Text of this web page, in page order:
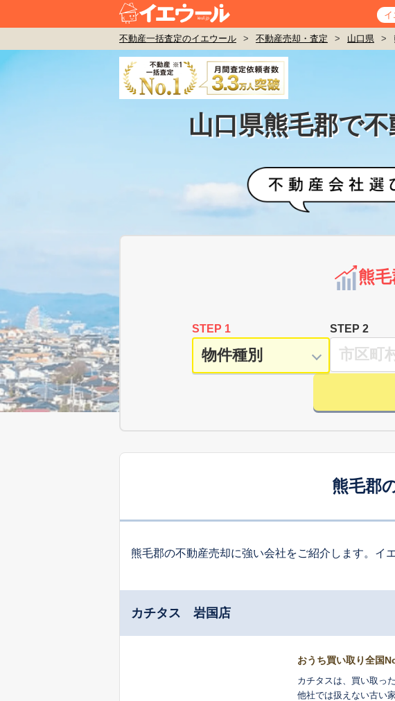
不動産一括査定のイエウール > 不動産売却・査定 > 山口県 >
山口県熊毛郡で
熊
STEP 1 STEP 2
熊毛郡
熊毛郡の不動産売却に強い会社をご紹介します。イ
カチタス 岩国店
おうち買い取り全国
カチタスは、買い取っ
他社では扱えない古い